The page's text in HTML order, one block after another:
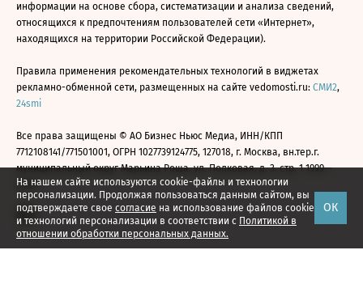
На нашем сайте используются cookie-файлы и технологии
персонализации. Продолжая пользоваться данным сайтом, вы
подтверждаете свое согласие на использование файлов cookie
и технологий персонализации в соответствии с Политикой в
отношении обработки персональных данных.
ОК
информации на основе сбора, систематизации и анализа сведений,
относящихся к предпочтениям пользователей сети «Интернет»,
находящихся на территории Российской Федерации).
Правила применения рекомендательных технологий в виджетах
рекламно-обменной сети, размещенных на сайте vedomosti.ru: СМИ2,
24smi
Все права защищены © АО Бизнес Ньюс Медиа, ИНН/КПП
7712108141/771501001, ОГРН 1027739124775, 127018, г. Москва, вн.тер.г.
муниципальный округ Марьина Роща, ул. Полковая, д. 3, стр. 1 1999—
2026